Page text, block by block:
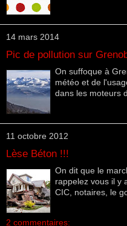
14 mars 2014
Pic de pollution sur
On suffoque à
météo et de
dans les moteurs
11 octobre 2012
Lèse Béton !!!
On dit que le
rappelez vous il y
CIC, notaires, le
2 commentaires: